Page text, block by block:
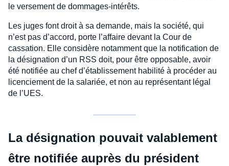
le versement de dommages-intérêts.
Les juges font droit à sa demande, mais la société, qui
n’est pas d’accord, porte l’affaire devant la Cour de
cassation. Elle considère notamment que la notification de
la désignation d’un RSS doit, pour être opposable, avoir
été notifiée au chef d’établissement habilité à procéder au
licenciement de la salariée, et non au représentant légal
de l’UES.
La désignation pouvait valablement
être notifiée auprès du président